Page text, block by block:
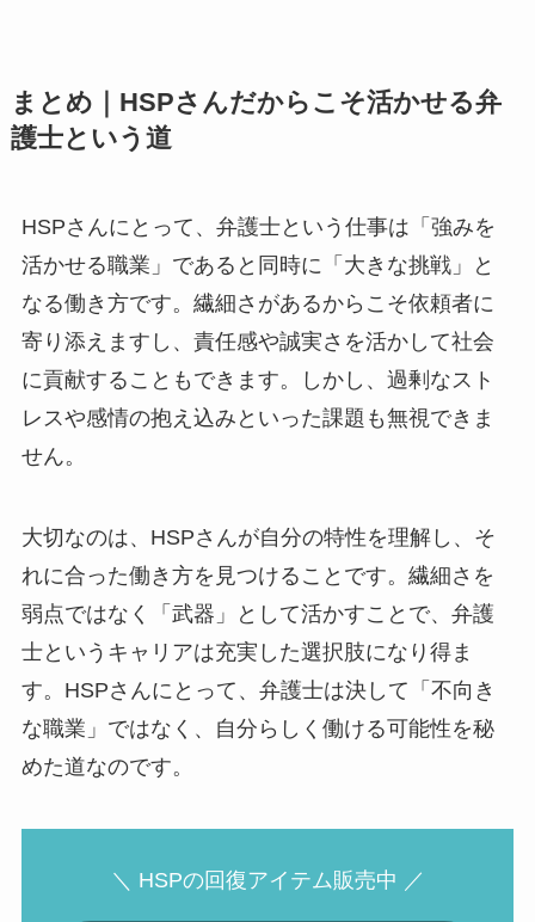
まとめ｜HSPさんだからこそ活かせる弁
護士という道
HSPさんにとって、弁護士という仕事は「強みを
活かせる職業」であると同時に「大きな挑戦」と
なる働き方です。繊細さがあるからこそ依頼者に
寄り添えますし、責任感や誠実さを活かして社会
に貢献することもできます。しかし、過剰なスト
レスや感情の抱え込みといった課題も無視できま
せん。
大切なのは、HSPさんが自分の特性を理解し、そ
れに合った働き方を見つけることです。繊細さを
弱点ではなく「武器」として活かすことで、弁護
士というキャリアは充実した選択肢になり得ま
す。HSPさんにとって、弁護士は決して「不向き
な職業」ではなく、自分らしく働ける可能性を秘
めた道なのです。
＼ HSPの回復アイテム販売中 ／